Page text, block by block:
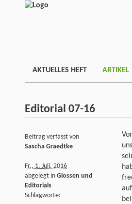
AKTUELLES HEFT ARTIKEL
Editorial 07-16
Beitrag verfasst von
Sascha Graedtke
Fr., 1. Juli. 2016
abgelegt in Glossen und
Editorials
Schlagworte: